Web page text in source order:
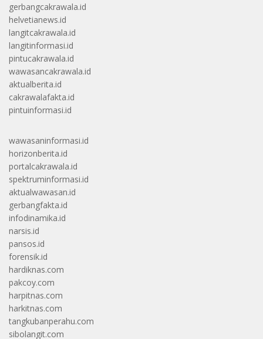
gerbangcakrawala.id
helvetianews.id
langitcakrawala.id
langitinformasi.id
pintucakrawala.id
wawasancakrawala.id
aktualberita.id
cakrawalafakta.id
pintuinformasi.id
wawasaninformasi.id
horizonberita.id
portalcakrawala.id
spektruminformasi.id
aktualwawasan.id
gerbangfakta.id
infodinamika.id
narsis.id
pansos.id
forensik.id
hardiknas.com
pakcoy.com
harpitnas.com
harkitnas.com
tangkubanperahu.com
sibolangit.com